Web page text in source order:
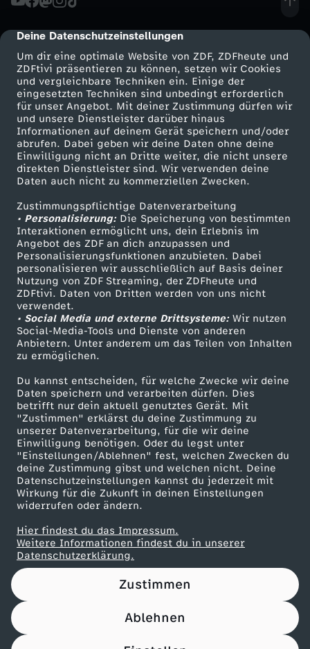
cmp-dialog-description
Deine Datenschutzeinstellungen
Um dir eine optimale Website von ZDF, ZDFheute und
ZDFtivi präsentieren zu können, setzen wir Cookies
und vergleichbare Techniken ein. Einige der
eingesetzten Techniken sind unbedingt erforderlich
für unser Angebot. Mit deiner Zustimmung dürfen wir
und unsere Dienstleister darüber hinaus
Informationen auf deinem Gerät speichern und/oder
abrufen. Dabei geben wir deine Daten ohne deine
Einwilligung nicht an Dritte weiter, die nicht unsere
direkten Dienstleister sind. Wir verwenden deine
Daten auch nicht zu kommerziellen Zwecken.
Zustimmungspflichtige Datenverarbeitung
• Personalisierung:Die Speicherung von bestimmten
Interaktionen ermöglicht uns, dein Erlebnis im
Angebot des ZDF an dich anzupassen und
Personalisierungsfunktionen anzubieten. Dabei
personalisieren wir ausschließlich auf Basis deiner
Nutzung von ZDF Streaming, der ZDFheute und
ZDFtivi. Daten von Dritten werden von uns nicht
verwendet.
• Social Media und externe Drittsysteme:Wir nutzen
Social-Media-Tools und Dienste von anderen
Anbietern. Unter anderem um das Teilen von Inhalten
zu ermöglichen.
Du kannst entscheiden, für welche Zwecke wir deine
Daten speichern und verarbeiten dürfen. Dies
betrifft nur dein aktuell genutztes Gerät. Mit
"Zustimmen" erklärst du deine Zustimmung zu
unserer Datenverarbeitung, für die wir deine
Einwilligung benötigen. Oder du legst unter
"Einstellungen/Ablehnen" fest, welchen Zwecken du
deine Zustimmung gibst und welchen nicht. Deine
Datenschutzeinstellungen kannst du jederzeit mit
Wirkung für die Zukunft in deinen Einstellungen
widerrufen oder ändern.
Hier findest du das Impressum.
Weitere Informationen findest du in unserer
Datenschutzerklärung.
Zustimmen
Ablehnen
w
a
s
!
"
Mehr ZDF
ZDF-Apps
Smart TV
ZDFtext
Livestreams
Sendungen A-Z
TV-Programm
Service
ZDFmitreden
Kontakt zum ZDF
Tickets
Zuschauerservice
Hilfe
ZDF Unternehmen
Karriere
ZDF goes Schule
Werbefernsehen
Mainzelmännchen
Partner
Nutzungsbedingungen
Impressum